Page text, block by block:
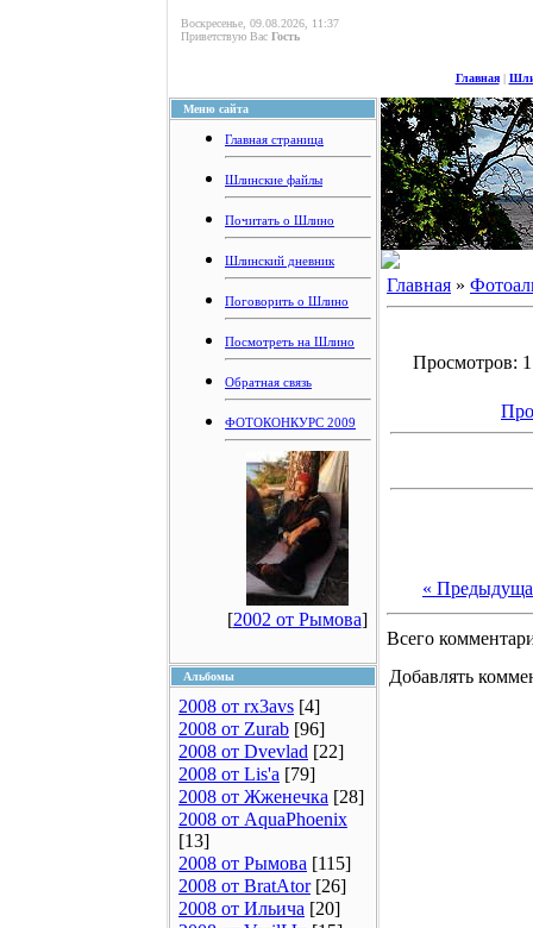
Воскресенье, 09.08.2026, 11:37
Приветствую Вас Гость
Главная|
Меню сайта
Главная страница
Шлинские файлы
Почитать о Шлино
Шлинский дневник
Поговорить о Шлино
Посмотреть на Шлино
Обратная связь
ФОТОКОНКУРС 2009
[2002 от Рымова]
Альбомы
2008 от rx3avs [4]
2008 от Zurab [96]
2008 от Dvevlad [22]
2008 от Lis'a [79]
2008 от Жженечка [28]
2008 от AquaPhoenix
[13]
2008 от Рымова [115]
2008 от BratAtor [26]
2008 от Ильича [20]
Главная »
Просмотров:
«
Всего
Добавлять